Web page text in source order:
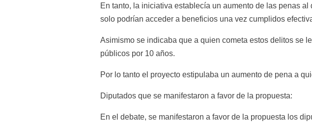
En tanto, la iniciativa establecía un aumento de las penas
solo podrían acceder a beneficios una vez cumplidos
Asimismo se indicaba que a quien cometa estos delitos se
públicos por 10 años.
Por lo tanto el proyecto estipulaba un aumento de pena a
Diputados que se manifestaron a favor de la propuesta:
En el debate, se manifestaron a favor de la propuesta los